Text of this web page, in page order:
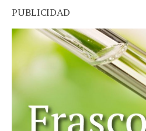
PUBLICIDAD